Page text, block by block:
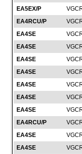
EA5EX/P
EA4RCU/P
EA4SE
EA4SE
EA4SE
EA4SE
EA4SE
EA4SE
EA4SE
EA4RCU/P
EA4SE
EA4SE